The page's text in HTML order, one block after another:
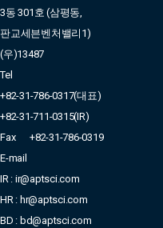
3동 301호 (삼평동,
판교세븐벤처밸리1)
(우)13487
Tel
+82-31-786-0317(대표)
+82-31-711-0315(IR)
Fax
+82-31-786-0319
E-mail
IR : ir@aptsci.com
HR : hr@aptsci.com
BD : bd@aptsci.com